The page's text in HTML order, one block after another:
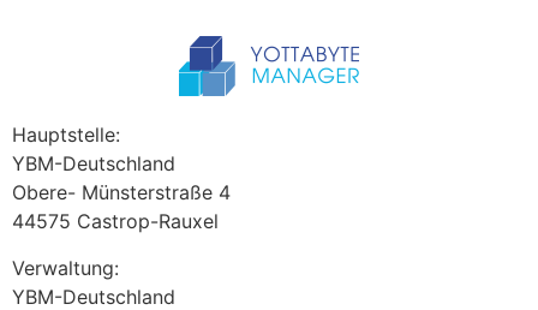
Hauptstelle:
YBM-Deutschland
Obere- Münsterstraße 4
44575 Castrop-Rauxel
Verwaltung:
YBM-Deutschland